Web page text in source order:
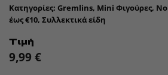
Κατηγορίες: Gremlins, Mini Φιγούρες,
έως €10, Συλλεκτικά είδη
Τιμή
9,99 €